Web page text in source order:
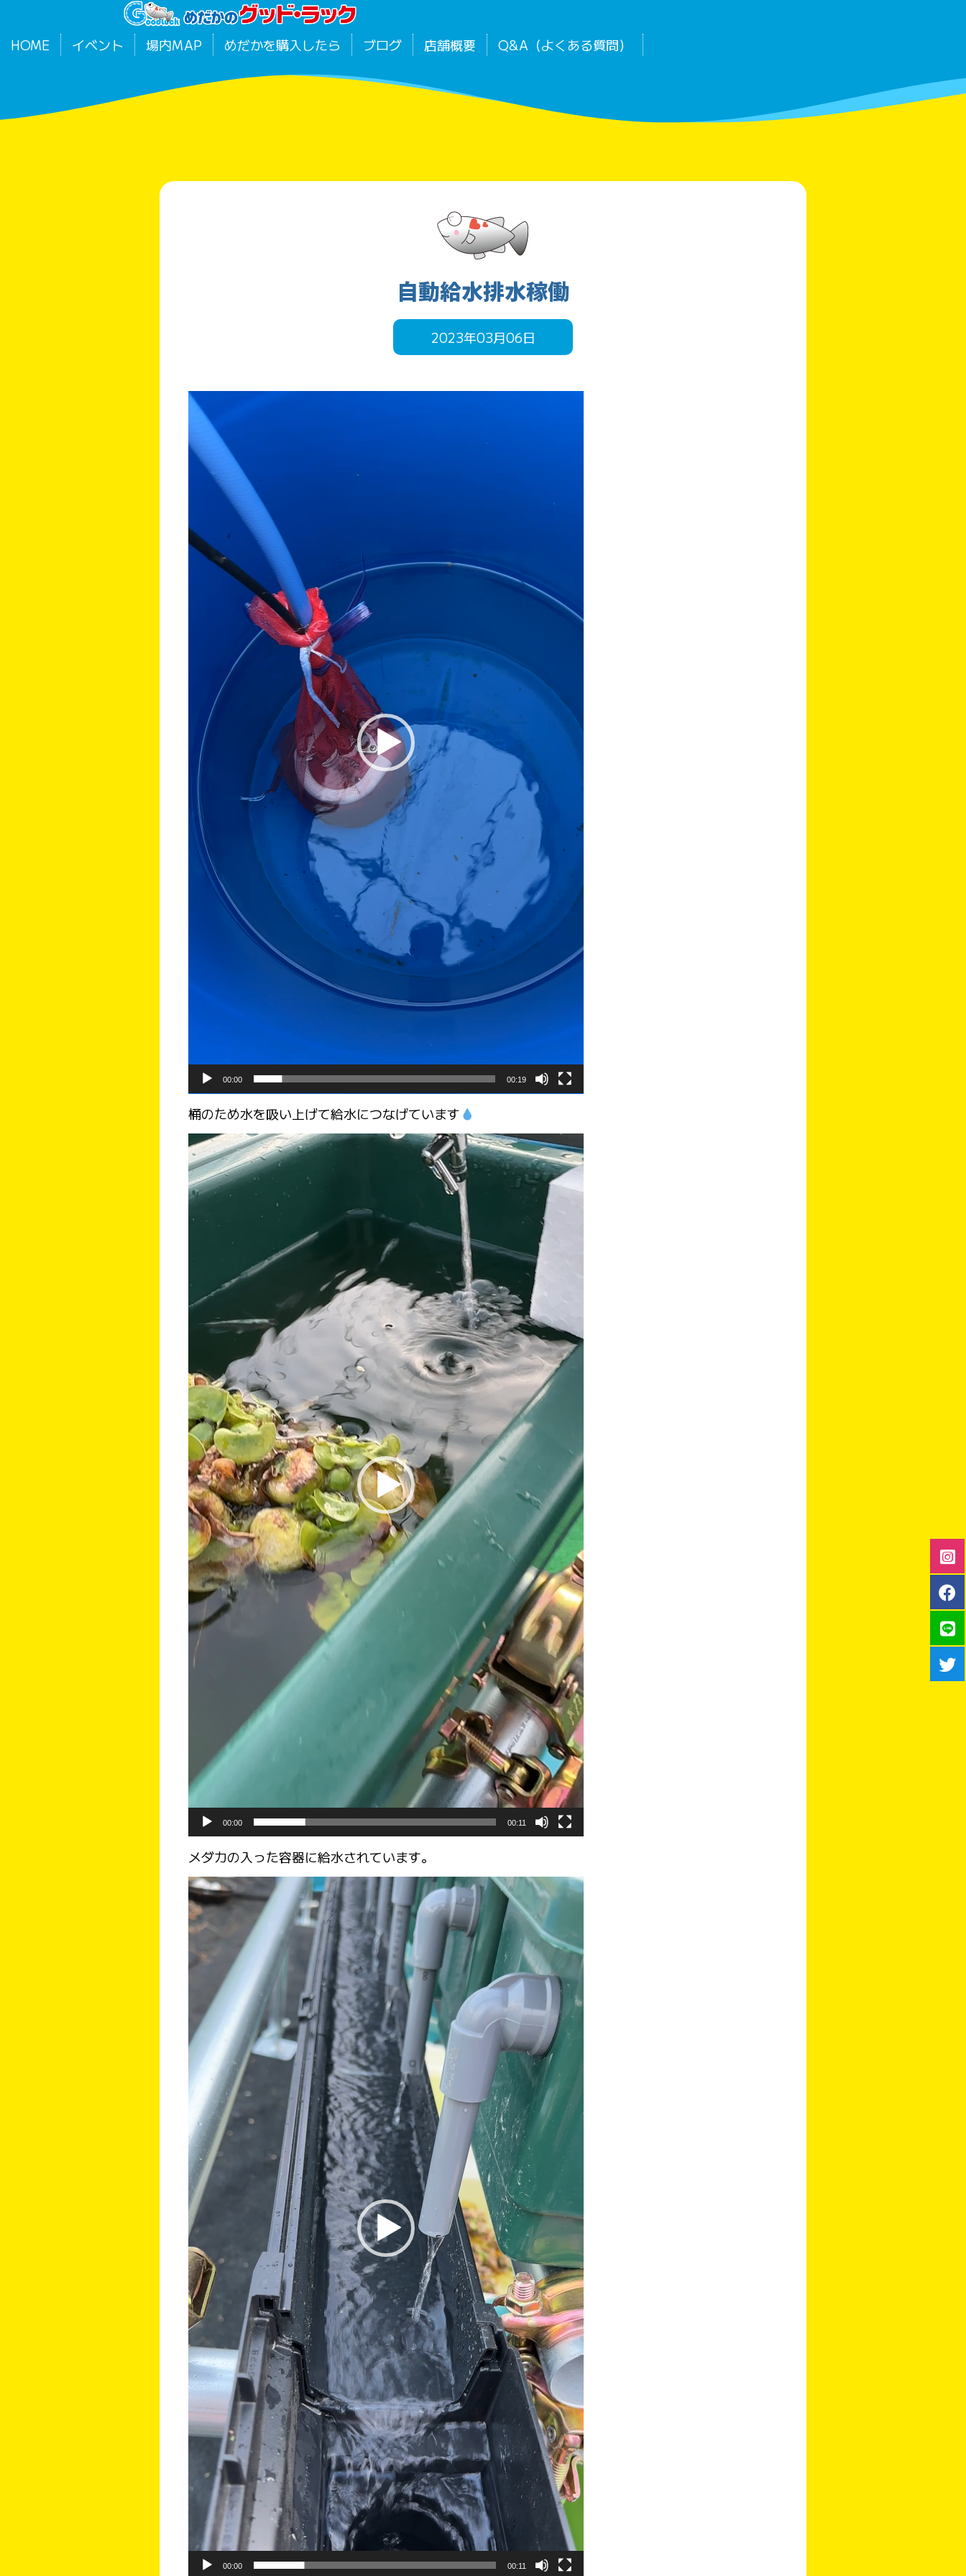
HOME イベント 場内MAP めだかを購入したら ブログ 店舗概要 Q&A（よくある質問）
自動給水排水稼働
2023年03月06日
動
プ
レ
ー
00:00 00:19
桶のため水を吸い上げて給水につなげています
動
画
プ
レ
00:00 00:11
メダカの入った容器に給水されています。
動
画
プ
レ
ー
00:00 00:11